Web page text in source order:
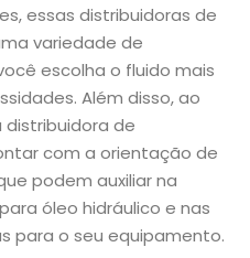
essas distribuidoras de
variedade de
escolha o fluido mais
Além disso, ao
de
com a orientação de
podem auxiliar na
óleo hidráulico e nas
para o seu equipamento.